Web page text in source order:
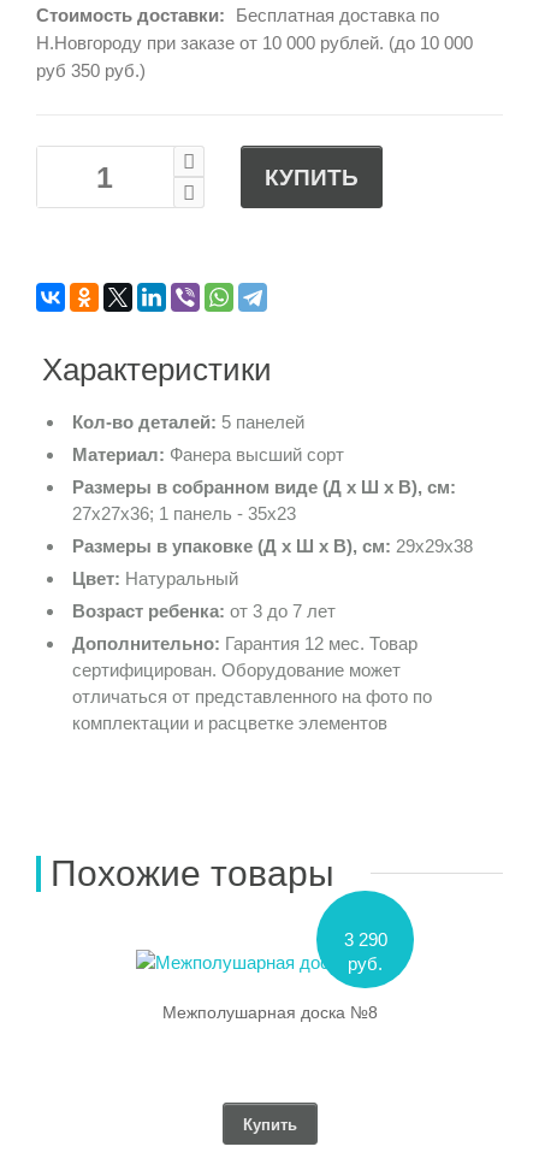
Стоимость доставки:
Бесплатная доставка по
Н.Новгороду при заказе от 10 000 рублей. (до 10 000
руб 350 руб.)
КУПИТЬ
Характеристики
Кол-во деталей: 5 панелей
Материал: Фанера высший сорт
Размеры в собранном виде (Д х Ш х В), см:
27х27х36; 1 панель - 35х23
Размеры в упаковке (Д х Ш х В), см: 29х29х38
Цвет: Натуральный
Возраст ребенка: от 3 до 7 лет
Дополнительно: Гарантия 12 мес. Товар
сертифицирован. Оборудование может
отличаться от представленного на фото по
комплектации и расцветке элементов
Похожие товары
3 290
руб.
Межполушарная доска №8
Купить